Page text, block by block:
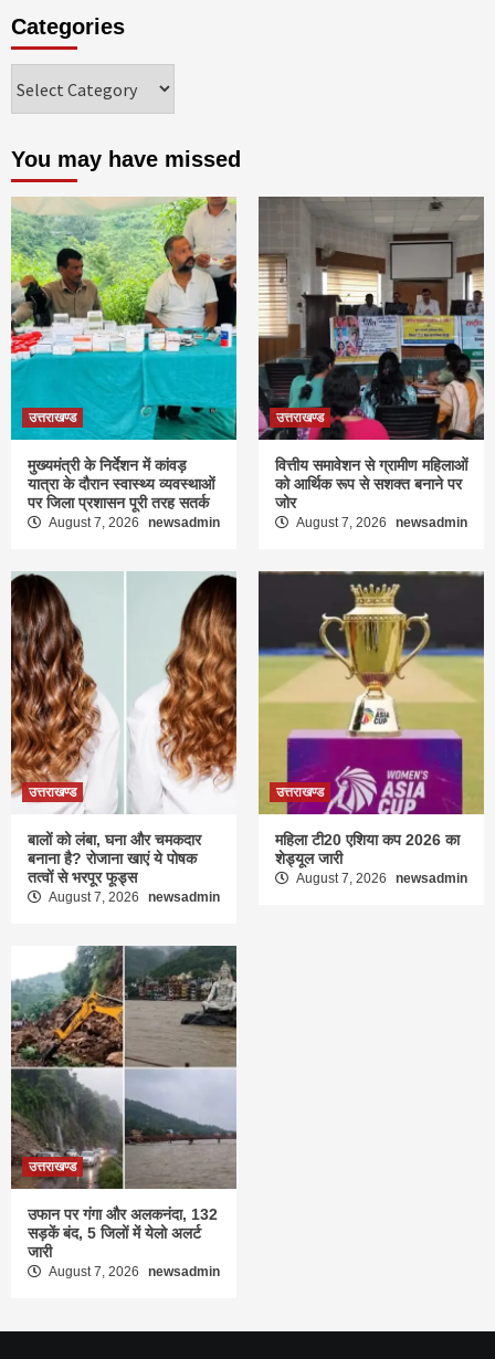
Categories
You may have missed
उत्तराखण्ड
मुख्यमंत्री के निर्देशन में कांवड़
यात्रा के दौरान स्वास्थ्य व्यवस्थाओं
पर जिला प्रशासन पूरी तरह सतर्क
August 7, 2026 newsadmin
उत्तराखण्ड
वित्तीय समावेशन से ग्रामीण महिलाओं
को आर्थिक रूप से सशक्त बनाने पर
जोर
August 7, 2026 newsadmin
उत्तराखण्ड
बालों को लंबा, घना और चमकदार
बनाना है? रोजाना खाएं ये पोषक
तत्वों से भरपूर फूड्स
August 7, 2026 newsadmin
उत्तराखण्ड
महिला टी20 एशिया कप 2026 का
शेड्यूल जारी
August 7, 2026 newsadmin
उत्तराखण्ड
उफान पर गंगा और अलकनंदा, 132
सड़कें बंद, 5 जिलों में येलो अलर्ट
जारी
August 7, 2026 newsadmin